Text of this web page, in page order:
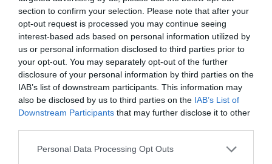
section to confirm your selection. Please note that after your
opt-out request is processed you may continue seeing
interest-based ads based on personal information utilized by
us or personal information disclosed to third parties prior to
your opt-out. You may separately opt-out of the further
disclosure of your personal information by third parties on the
IAB’s list of downstream participants. This information may
also be disclosed by us to third parties on the IAB’s List of
Downstream Participants that may further disclose it to other
Personal Data Processing Opt Outs
A nivel inmunológico, el microbioma refuerza la
barrera intestinal y regula las respuestas inflamatorias
gracias a compuestos como los indoles, que se generan
a partir de la dieta.En el sistema nervioso, actúa en el
eje intestino-cerebro fortaleciendo la función de la barrera
hematoencefálica y participando en la regulación del
estado de ánimo al influir en la producción de sustancias
como la serotonina, la dopamina o el ácido gamma-
aminobutírico (GABA). En el ámbito cardiometabólico, el